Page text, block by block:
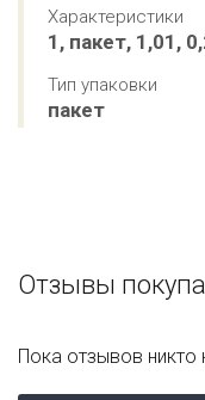
Характеристики
1, пакет, 1,01,
Тип упаковки
пакет
Отзывы
Пока отзывов никто